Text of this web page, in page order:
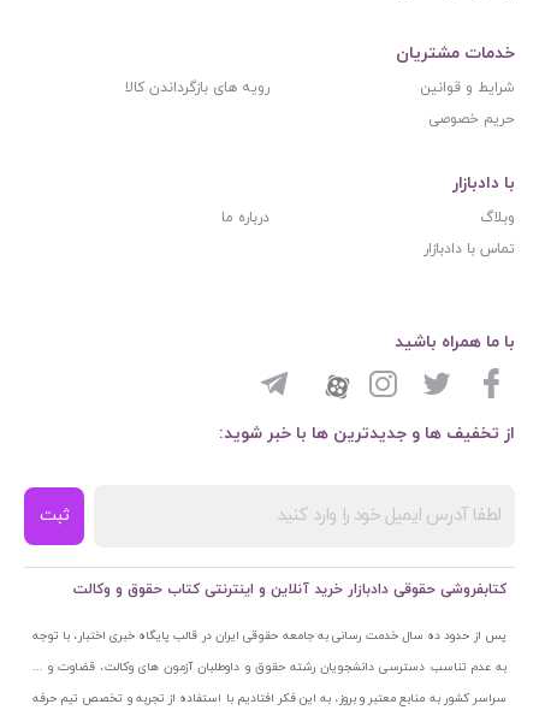
خدمات مشتریان
شرایط و قوانین
رویه های بازگرداندن کالا
حریم خصوصی
با دادبازار
وبلاگ
درباره ما
تماس با دادبازار
از تخفیف ها و جدیدترین ها با خبر شوید:
ثبت
با ما همراه باشید
کتابفروشی حقوقی دادبازار خرید آنلاین و اینترنتی کتاب حقوق و وکالت
پس از حدود ده سال خدمت رسانی به جامعه حقوقی ایران در قالب پایگاه خبری اختبار، با توجه
به عدم تناسب دسترسی دانشجویان رشته حقوق و داوطلبان آزمون های وکالت، قضاوت و ...
سراسر کشور به منابع معتبر و بروز، به این فکر افتادیم با استفاده از تجربه و تخصص تیم حرفه